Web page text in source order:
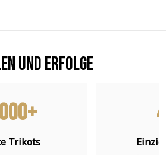
und Erfolge
Trikots